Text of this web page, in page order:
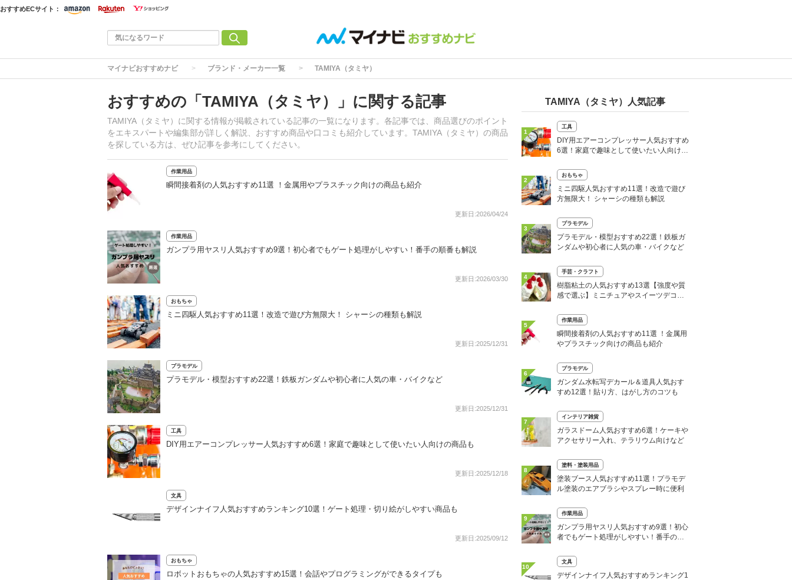
おすすめECサイト：
マイナビおすすめナビ ブランド・メーカー一覧 TAMIYA（タミヤ）
おすすめの「TAMIYA（タミヤ）」に関する記事
TAMIYA（タミヤ）に関する情報が掲載されている記事の一覧になります。各記事では、商品選びのポイント
をエキスパートや編集部が詳しく解説、おすすめ商品や口コミも紹介しています。TAMIYA（タミヤ）の商品
を探している方は、ぜひ記事を参考にしてください。
作業用品
瞬間接着剤の人気おすすめ11選 ！金属用やプラスチック向けの商品も紹介
更新日:2026/04/24
作業用品
ガンプラ用ヤスリ人気おすすめ9選！初心者でもゲート処理がしやすい！番手の順番も解説
更新日:2026/03/30
おもちゃ
ミニ四駆人気おすすめ11選！改造で遊び方無限大！ シャーシの種類も解説
更新日:2025/12/31
プラモデル
プラモデル・模型おすすめ22選！鉄板ガンダムや初心者に人気の車・バイクなど
更新日:2025/12/31
工具
DIY用エアーコンプレッサー人気おすすめ6選！家庭で趣味として使いたい人向けの商品も
更新日:2025/12/18
文具
デザインナイフ人気おすすめランキング10選！ゲート処理・切り絵がしやすい商品も
更新日:2025/09/12
おもちゃ
ロボットおもちゃの人気おすすめ15選！会話やプログラミングができるタイプも
TAMIYA（タミヤ）人気記事
1
工具
DIY用エアーコンプレッサー人気おすすめ
6選！家庭で趣味として使いたい人向けの
2
おもちゃ
ミニ四駆人気おすすめ11選！改造で遊び
方無限大！ シャーシの種類も解説
3
プラモデル
プラモデル・模型おすすめ22選！鉄板ガ
ンダムや初心者に人気の車・バイクなど
4
手芸・クラフト
樹脂粘土の人気おすすめ13選【強度や質
感で選ぶ】ミニチュアやスイーツデコに
5
作業用品
瞬間接着剤の人気おすすめ11選 ！金属用
やプラスチック向けの商品も紹介
6
プラモデル
ガンダム水転写デカール＆道具人気おす
すめ12選！貼り方、はがし方のコツも
7
インテリア雑貨
ガラスドーム人気おすすめ6選！ケーキや
アクセサリー入れ、テラリウム向けなど
8
塗料・塗装用品
塗装ブース人気おすすめ11選！プラモデ
ル塗装のエアブラシやスプレー時に便利
9
作業用品
ガンプラ用ヤスリ人気おすすめ9選！初心
者でもゲート処理がしやすい！番手の順
10
文具
デザインナイフ人気おすすめランキング1